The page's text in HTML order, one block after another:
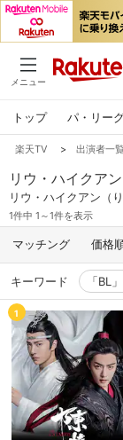
メニュー
トップ パ・リー
楽天TV > 出演者一
リウ・ハイクア
リウ・ハイクアン（
1件中 1～1件を表示
マッチング 価格
キーワード 「BL
1